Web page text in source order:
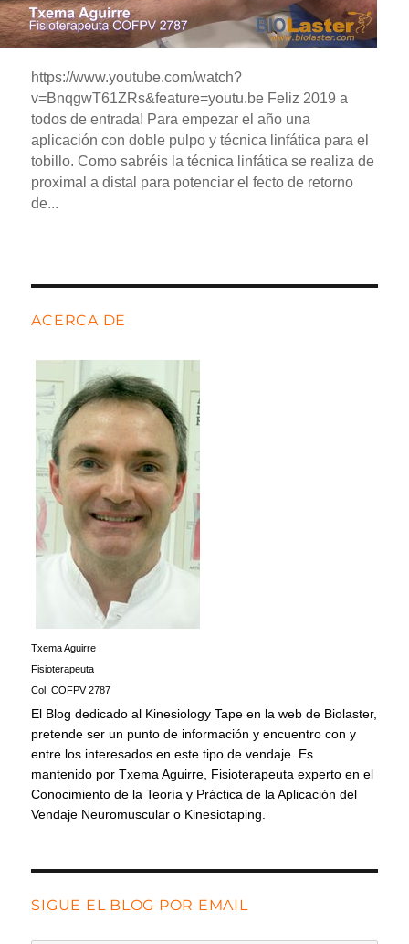
https://www.youtube.com/watch?
v=BnqgwT61ZRs&feature=youtu.be Feliz 2019 a
todos de entrada! Para empezar el año una
aplicación con doble pulpo y técnica linfática para el
tobillo. Como sabréis la técnica linfática se realiza de
proximal a distal para potenciar el fecto de retorno
de...
ACERCA DE
Txema Aguirre
Fisioterapeuta
Col. COFPV 2787
El Blog dedicado al Kinesiology Tape en la web de Biolaster,
pretende ser un punto de información y encuentro con y
entre los interesados en este tipo de vendaje. Es
mantenido por Txema Aguirre, Fisioterapeuta experto en el
Conocimiento de la Teoría y Práctica de la Aplicación del
Vendaje Neuromuscular o Kinesiotaping.
SIGUE EL BLOG POR EMAIL